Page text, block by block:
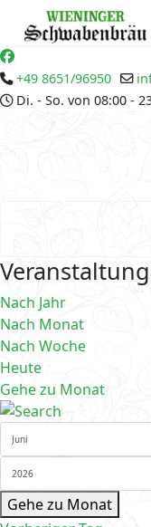
+49 8651/96950
Di. - So. von 08:00 -
Nach Jahr
Nach Monat
Nach Woche
Heute
Gehe zu Monat
Gehe zu Monat